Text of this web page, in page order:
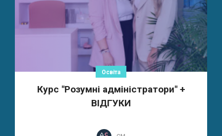
Освіта
Курс "Розумні адміністратори" +
ВІДГУКИ